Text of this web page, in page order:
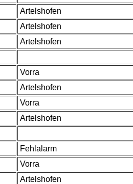
Artelshofen
Artelshofen
Artelshofen
Vorra
Artelshofen
Vorra
Artelshofen
Fehlalarm
Vorra
Artelshofen